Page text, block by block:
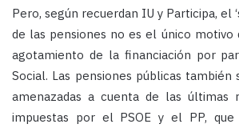
Pero, según recuerdan IU y Participa, el
de las pensiones no es el único motivo
agotamiento de la financiación por
Social. Las pensiones públicas también
amenazadas a cuenta de las últimas
impuestas por el PSOE y el PP, que